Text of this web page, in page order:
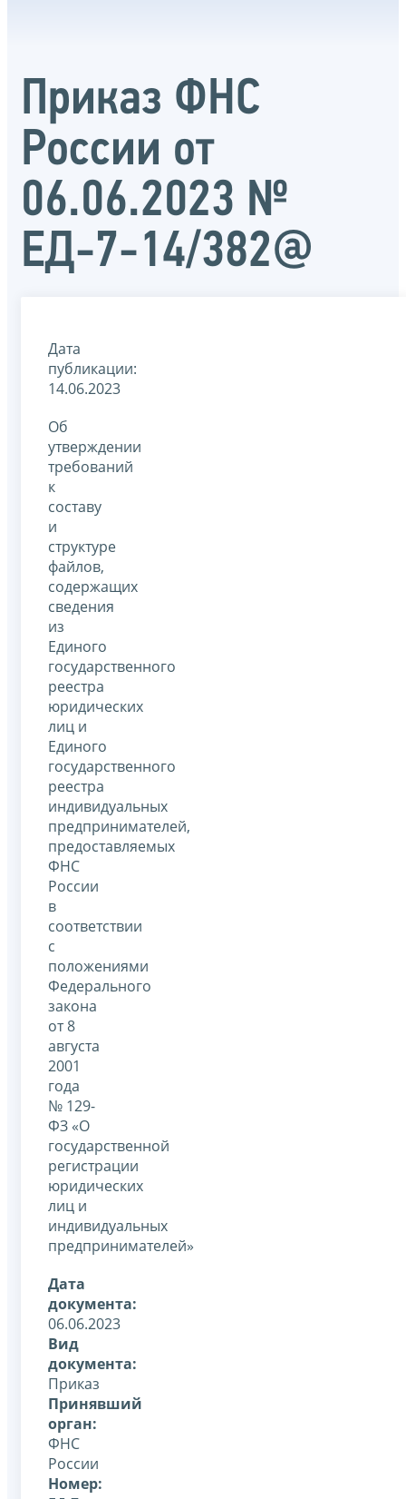
Приказ ФНС
России от
06.06.2023 №
ЕД-7-14/382@
Дата
публикации:
14.06.2023
Об
утверждении
требований
к
составу
и
структуре
файлов,
содержащих
сведения
из
Единого
государственного
реестра
юридических
лиц и
Единого
государственного
реестра
индивидуальных
предпринимателей,
предоставляемых
ФНС
России
в
соответствии
с
положениями
Федерального
закона
от 8
августа
2001
года
№ 129-
ФЗ «О
государственной
регистрации
юридических
лиц и
индивидуальных
предпринимателей»
Дата
документа:
06.06.2023
Вид
документа:
Приказ
Принявший
орган:
ФНС
России
Номер: